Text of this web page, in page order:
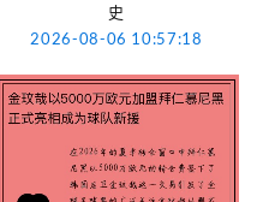
史
2026-08-06 10:57:18